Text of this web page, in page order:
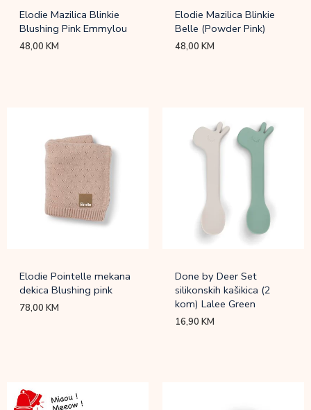
Elodie Mazilica Blinkie
Blushing Pink Emmylou
48,00KM
Elodie Mazilica Blinkie
Belle (Powder Pink)
48,00KM
Elodie Pointelle mekana
dekica Blushing pink
78,00KM
Done by Deer Set
silikonskih kašikica (2
kom) Lalee Green
16,90KM